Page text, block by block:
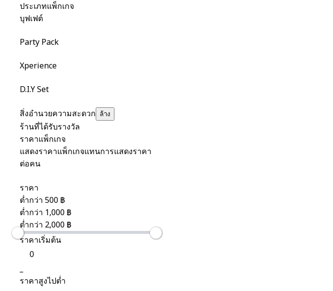
ประเภทแพ็กเกจ
บุฟเฟต์
Party Pack
Xperience
D.I.Y Set
สิ่งอำนวยความสะดวก ล้าง
ร้านที่ได้รับรางวัล
ราคาแพ็กเกจ
แสดงราคาแพ็กเกจแทนการแสดงราคา
ต่อคน
ราคา
ต่ำกว่า 500 ฿
ต่ำกว่า 1,000 ฿
ต่ำกว่า 2,000 ฿
ราคาเริ่มต้น
_
ราคาสูงไปต่ำ